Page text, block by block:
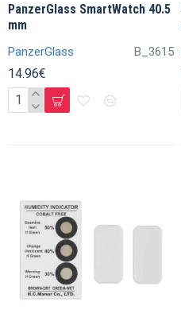
PanzerGlass B_3615
PanzerGlass SmartWatch 40.5
mm
14.96€